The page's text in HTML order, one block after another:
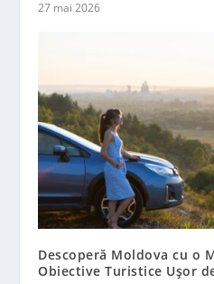
27 mai 2026
Descoperă Moldova cu o
Obiective Turistice Ușor